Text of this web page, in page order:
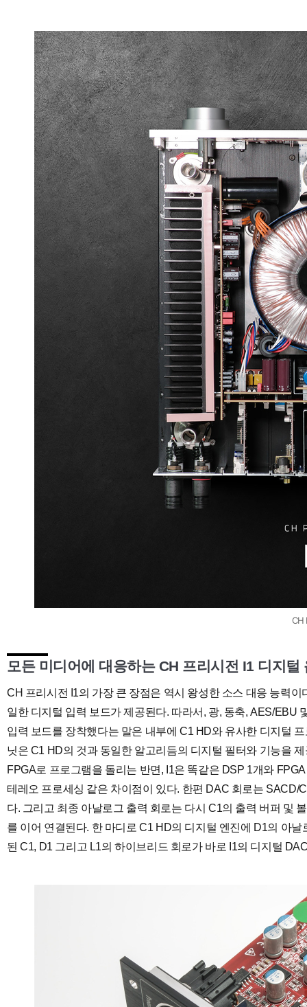
CH
모든 미디어에 대응하는 CH 프리시전 I1 디지털
CH 프리시전 I1의 가장 큰 장점은 역시 왕성한 소스 대응 능력
일한 디지털 입력 보드가 제공된다. 따라서, 광, 동축, AES/EBU
입력 보드를 장착했다는 말은 내부에 C1 HD와 유사한 디지털
닛은 C1 HD의 것과 동일한 알고리듬의 디지털 필터와 기능을
FPGA로 프로그램을 돌리는 반면, I1은 똑같은 DSP 1개와
테레오 프로세싱 같은 차이점이 있다. 한편 DAC 회로는
다. 그리고 최종 아날로그 출력 회로는 다시 C1의 출력 버퍼 및
를 이어 연결된다. 한 마디로 C1 HD의 디지털 엔진에 D1의 아
된 C1, D1 그리고 L1의 하이브리드 회로가 바로 I1의 디지털